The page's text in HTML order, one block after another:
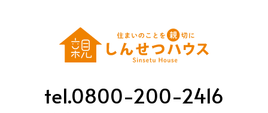
tel.0800-200-2416